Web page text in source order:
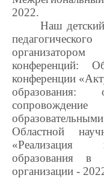
2022.
Наш
конференций:
конференции
образования:
Областной
«Реализация
образования в
организации -